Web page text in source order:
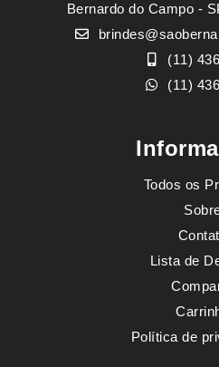
Bernardo do Campo -
(11)
(11)
Todos os
Lista de
Política de